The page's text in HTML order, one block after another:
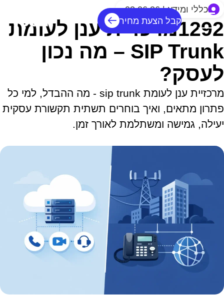
קבל הצעת מחיר
כללי ומידע | 03.06.26
1292מרכזיית ענן לעומת
SIP Trunk – מה נכון
לעסק?
מרכזיית ענן לעומת sip trunk - מה ההבדל, למי כל
פתרון מתאים, ואיך בוחרים תשתית תקשורת עסקית
יעילה, גמישה ומשתלמת לאורך זמן.